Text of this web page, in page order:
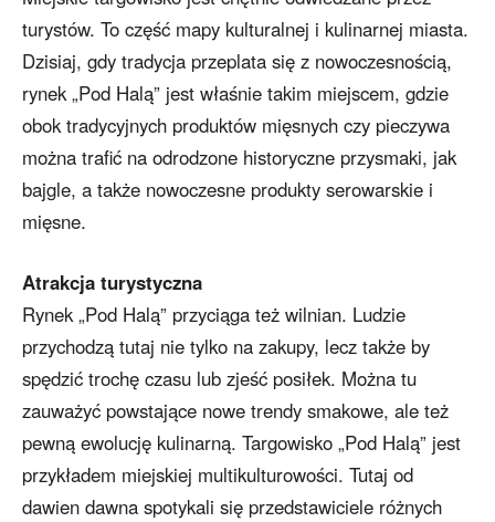
turystów. To część mapy kulturalnej i kulinarnej miasta.
Dzisiaj, gdy tradycja przeplata się z nowoczesnością,
rynek „Pod Halą” jest właśnie takim miejscem, gdzie
obok tradycyjnych produktów mięsnych czy pieczywa
można trafić na odrodzone historyczne przysmaki, jak
bajgle, a także nowoczesne produkty serowarskie i
mięsne.
Atrakcja turystyczna
Rynek „Pod Halą” przyciąga też wilnian. Ludzie
przychodzą tutaj nie tylko na zakupy, lecz także by
spędzić trochę czasu lub zjeść posiłek. Można tu
zauważyć powstające nowe trendy smakowe, ale też
pewną ewolucję kulinarną. Targowisko „Pod Halą” jest
przykładem miejskiej multikulturowości. Tutaj od
dawien dawna spotykali się przedstawiciele różnych